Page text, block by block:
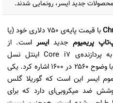
با قیمت پایه‌ی ۷۵۰ دلاری خود (یا
پریمیوم جدید ایسر است. از
مشخصات این دستگاه می‌توان به پردازند‌ه‌ی Core i7 اینتل نسل
دوازدهم و صفحه‌نمایش ۱۴ اینچی با وضوح ۲۵۶۰ در ۱۶۰۰ اشاره کرد. یکی
ایسر این است که گوریلا گلس
ضد میکروبی‌ای دارد که برای